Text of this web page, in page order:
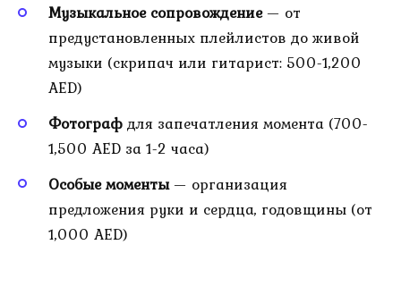
Музыкальное сопровождение— от
предустановленных плейлистов до живой
музыки (скрипач или гитарист: 500-1,200
AED)
Фотографдля запечатления момента (700-
1,500 AED за 1-2 часа)
Особые моменты— организация
предложения руки и сердца, годовщины (от
1,000 AED)